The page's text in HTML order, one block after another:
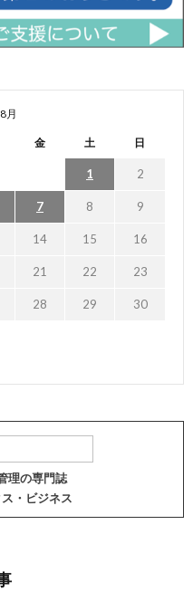
月
金 土 日
1 2
7 8 9
14 15 16
21 22 23
28 29 30
理の専門誌
・ビジネス